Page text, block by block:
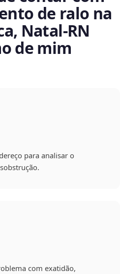
de ralo na
Natal‑RN
de mim
para analisar o
com exatidão,